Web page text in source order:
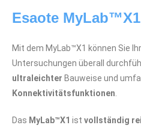
Esaote MyLab™X1
Mit dem MyLab™X1 können Sie
Untersuchungen überall
ultraleichter Bauweise und
Konnektivitätsfunktionen
Das MyLab™X1 ist vollständig